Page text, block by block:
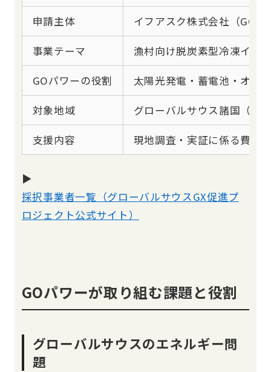
申請主体 イフアスク株式会社（GO
事業テーマ 漁村向け脱炭素型冷凍イン
GOパワーの役割 太陽光発電・蓄電池・オフ
対象地域 グローバルサウス諸国（中
支援内容 現地調査・実証に係る費用
▶
採択事業者一覧（グローバルサウスGX促進プ
ロジェクト公式サイト）
GOパワーが取り組む課題と役割
グローバルサウスのエネルギー問
題